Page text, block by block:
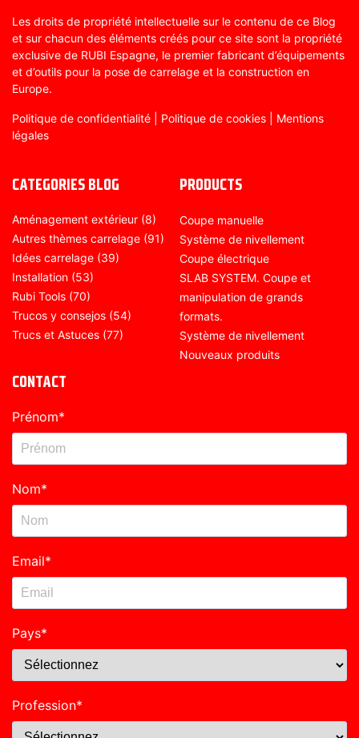
Les droits de propriété intellectuelle sur le contenu de ce Blog
et sur chacun des éléments créés pour ce site sont la propriété
exclusive de RUBI Espagne, le premier fabricant d’équipements
et d’outils pour la pose de carrelage et la construction en
Europe.
Politique de confidentialité Politique de cookies
Mentions
légales
CATEGORIES BLOG
Aménagement extérieur (8)
Autres thèmes carrelage (91)
Idées carrelage (39)
Installation (53)
Rubi Tools (70)
Trucos y consejos (54)
Trucs et Astuces (77)
PRODUCTS
Coupe manuelle
Système de nivellement
Coupe électrique
SLAB SYSTEM. Coupe et
manipulation de grands
formats.
Système de nivellement
Nouveaux produits
CONTACT
Prénom*
Nom*
Email*
Pays*
Profession*